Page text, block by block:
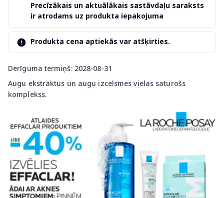
Derīguma termiņš: 2028-08-31
Augu ekstraktus un augu izcelsmes vielas saturošs
komplekss.
Precīzākais un aktuālākais sastāvdaļu saraksts
ir atrodams uz produkta iepakojuma
Produkta cena aptiekās var atšķirties.